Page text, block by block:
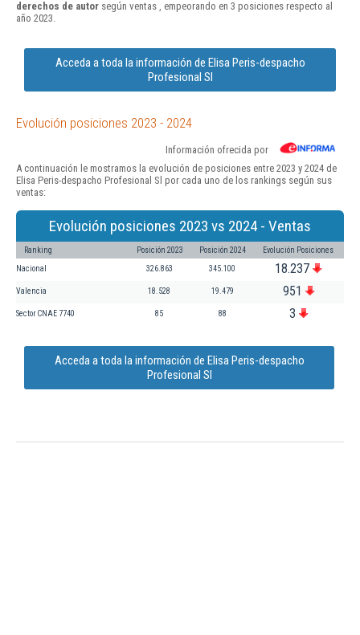
derechos de autor según ventas , empeorando en 3 posiciones respecto al
año 2023.
Acceda a toda la información de Elisa Peris-despacho
Profesional Sl
Evolución posiciones 2023 - 2024
Información ofrecida por
A continuación le mostramos la evolución de posiciones entre 2023 y 2024 de
Elisa Peris-despacho Profesional Sl por cada uno de los rankings según sus
ventas:
Evolución posiciones 2023 vs 2024 - Ventas
Ranking Posición 2023 Posición 2024 Evolución Posiciones
Nacional 326.863 345.100 18.237
Valencia 18.528 19.479 951
Sector CNAE 7740 85 88 3
Acceda a toda la información de Elisa Peris-despacho
Profesional Sl